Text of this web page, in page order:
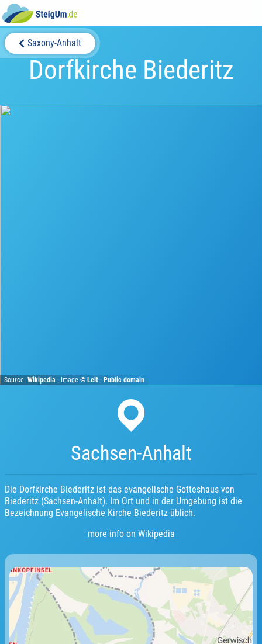
Saxony-Anhalt
Dorfkirche Biederitz
Source:Wikipedia · Image ©Leit ·Public domain
Sachsen-Anhalt
Die Dorfkirche Biederitz ist das evangelische Gotteshaus von
Biederitz (Sachsen-Anhalt). Im Ort und in der Umgebung ist die
Bezeichnung Evangelische Kirche Biederitz üblich.
more info on Wikipedia